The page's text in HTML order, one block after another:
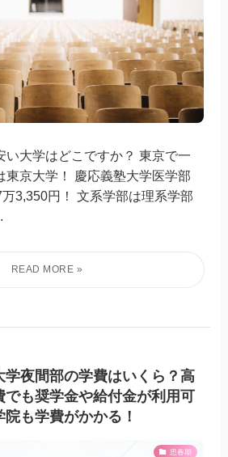
い大学はどこですか？ 東京で一
東京大学！ 慶応義塾大学医学部
3,350円！ 文系学部は理系学部
学夜間部の学費はいくら？高
でも奨学金や給付金が利用可
院も学費がかかる！
思春期